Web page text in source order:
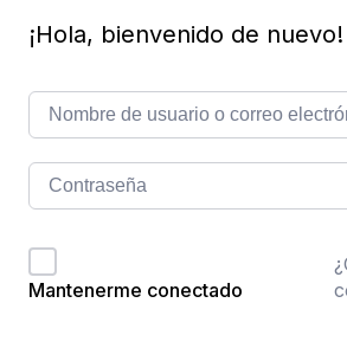
¡Hola, bienvenido de nuevo!
Mantenerme conectado